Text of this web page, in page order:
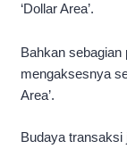
‘Dollar Area’.
Bahkan
mengaksesnya
Area’.
Budaya transaksi